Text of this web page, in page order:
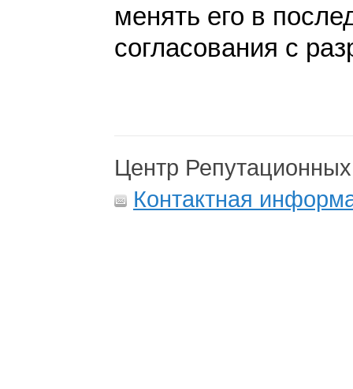
менять его в
согласования с
Центр
Контактная